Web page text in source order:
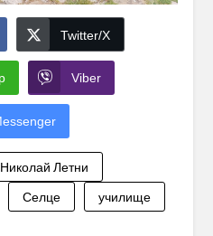
Twitter/X
Viber
Николай Летни
Селце
училище